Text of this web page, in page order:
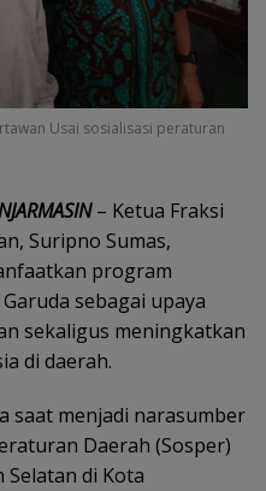
Usai sosialisasi peraturan
– Ketua Fraksi
Suripno Sumas,
program
sebagai upaya
sekaligus meningkatkan
di daerah.
saat menjadi narasumber
Daerah (Sosper)
di Kota